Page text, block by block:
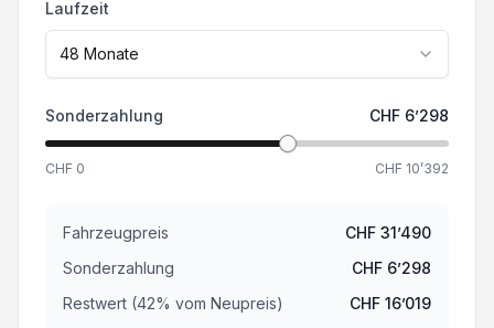
Regensensor
Garantie 7 Jahre/ 150'000 km
Aussensp. m. Memory el. verstell-, anklapp- u. beh
Sitzheizung vorne
Laufzeit
48 Monate
Sonderzahlung CHF 6’298
CHF 0 CHF 10’392
Fahrzeugpreis CHF 31’490
Sonderzahlung
CHF 6’298
Restwert (42% vom Neupreis) CHF 16’019